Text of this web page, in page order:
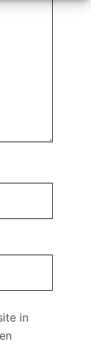
in